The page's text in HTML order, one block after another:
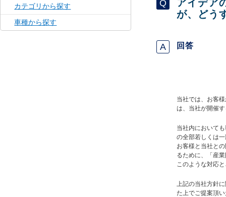
カテゴリから探す
車種から探す
アイデア
が、どう
回答
当社では、お客
は、当社が開催
当社内において
の全部若しくは
お客様と当社と
るために、「産
このような対応
上記の当社方針
た上でご提案頂